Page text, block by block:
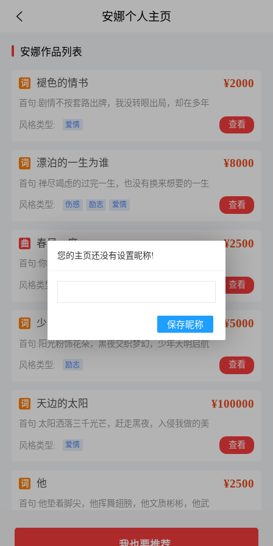
安娜个人主页
安娜作品列表
词 褪色的情书 ¥2000
首句:剧情不按套路出牌，我没转眼出局，却在多年
风格类型: 爱情 查看
词 漂泊的一生为谁 ¥8000
首句:禅尽竭虑的过完一生，也没有换来想要的一生
风格类型: 伤感 励志 爱情 查看
曲 春风一度 ¥2500
首句:你和他的春风一度，我心幻化成辉，你的一招
风格类型: 查看
词 少年 ¥5000
首句:阳光粉饰花朵，黑夜交织梦幻，少年天明启航
风格类型: 励志 查看
词 天边的太阳 ¥100000
首句:太阳洒落三千光芒，赶走黑夜，入侵我做的美
风格类型: 爱情 查看
词 他 ¥2500
首句:他垫着脚尖，他挥舞翅膀，他文质彬彬，他武
您的主页还没有设置昵称!
保存昵称